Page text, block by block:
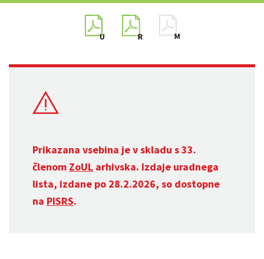
Prikazana vsebina je v skladu s 33.
členom ZoUL arhivska. Izdaje uradnega
lista, izdane po 28.2.2026, so dostopne
na PISRS.